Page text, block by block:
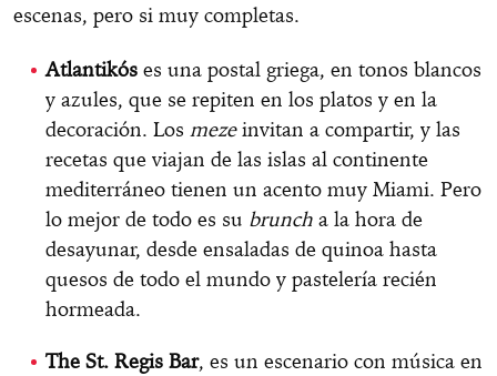
escenas, pero si muy completas.
Atlantikós es una postal griega, en tonos blancos
y azules, que se repiten en los platos y en la
decoración. Los mezeinvitan a compartir, y las
recetas que viajan de las islas al continente
mediterráneo tienen un acento muy Miami. Pero
lo mejor de todo es su brunch a la hora de
desayunar, desde ensaladas de quinoa hasta
quesos de todo el mundo y pastelería recién
hormeada.
The St. Regis Bar, es un escenario con música en